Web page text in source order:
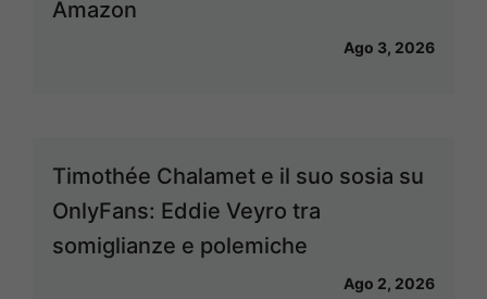
Amazon
Ago 3, 2026
Timothée Chalamet e il suo sosia su
OnlyFans: Eddie Veyro tra
somiglianze e polemiche
Ago 2, 2026